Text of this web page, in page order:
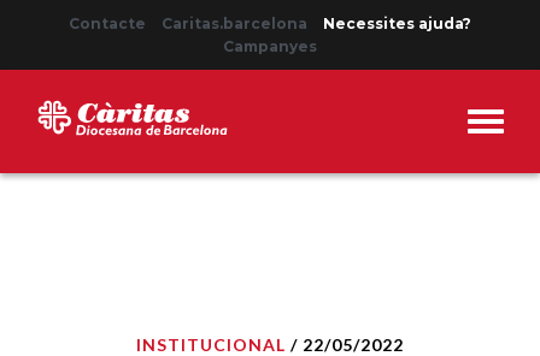
Contacte Caritas.barcelona
Necessites ajuda?
Campanyes
INSTITUCIONAL / 22/05/2022